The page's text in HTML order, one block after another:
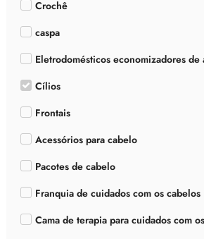
Crochê
caspa
Eletrodomésticos economizadores de
Cílios
Frontais
Acessórios para cabelo
Pacotes de cabelo
Franquia de cuidados com os cabelos
Cama de terapia para cuidados com